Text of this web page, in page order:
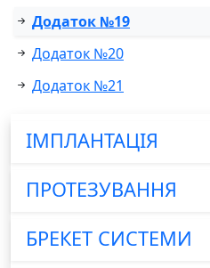
Додаток №19
Додаток №20
Додаток №21
ІМПЛАНТАЦІЯ
ПРОТЕЗУВАННЯ
БРЕКЕТ СИСТЕМИ